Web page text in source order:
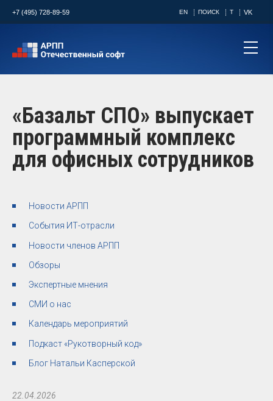
+7 (495) 728-89-59 EN ПОИСК T VK
«Базальт СПО» выпускает
программный комплекс
для офисных сотрудников
Новости АРПП
События ИТ-отрасли
Новости членов АРПП
Обзоры
Экспертные мнения
СМИ о нас
Календарь мероприятий
Подкаст «Рукотворный код»
Блог Натальи Касперской
22.04.2026